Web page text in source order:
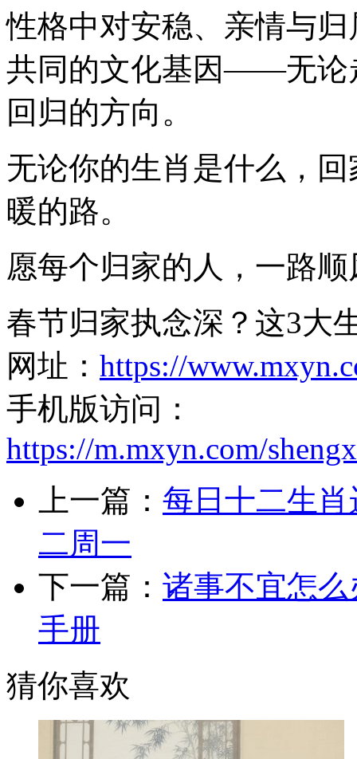
性格中对安稳、亲情与
共同的文化基因——无论
回归的方向。
无论你的生肖是什么，
暖的路。
愿每个归家的人，一路
春节归家执念深？这3大
网址： https://
手机版访问：
https://m.mxyn.com/
上一篇： 每日十二生
二周一
下一篇： 诸事不宜怎
手册
猜你喜欢